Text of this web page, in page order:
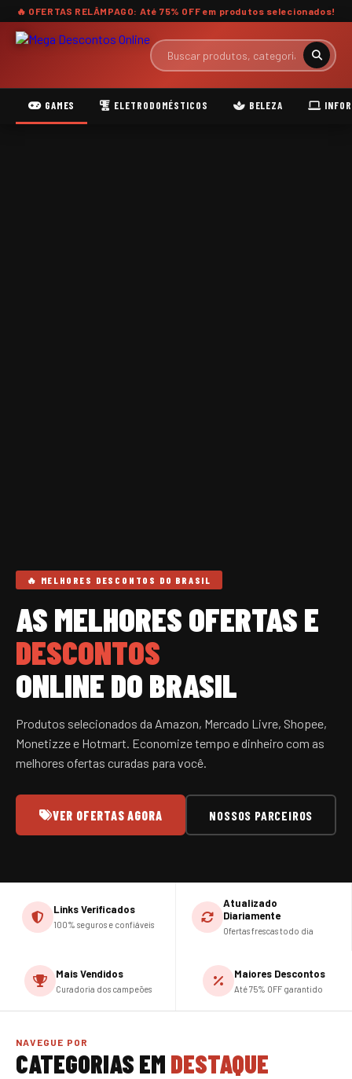
🔥 OFERTAS RELÂMPAGO: Até75% OFF em produtos selecionados!
GAMES ELETRODOMÉSTICOS BELEZA
🔥 MELHORES DESCONTOS DO BRASIL
AS MELHORES OFERTAS E
DESCONTOS
ONLINE DO BRASIL
Produtos selecionados da Amazon, Mercado Livre, Shopee,
Monetizze e Hotmart. Economize tempo e dinheiro com as
melhores ofertas curadas para você.
VER OFERTAS AGORA NOSSOS PARCEIROS
Links Verificados
100% seguros e confiáveis
Atualizado
Diariamente
Ofertas frescas todo dia
Mais Vendidos
Curadoria dos campeões
Maiores Descontos
Até 75% OFF garantido
NAVEGUE POR
CATEGORIAS EM DESTAQUE